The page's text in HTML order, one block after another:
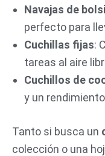
Navajas de
perfecto para
Cuchillas fijas:
tareas al aire
Cuchillos de
y un
Tanto si busca un
colección o una